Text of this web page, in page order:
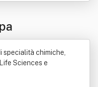
specialità chimiche,
Sciences e